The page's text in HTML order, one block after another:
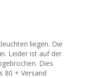
liegen. Die
Leider ist auf der
Dies
80 + Versand